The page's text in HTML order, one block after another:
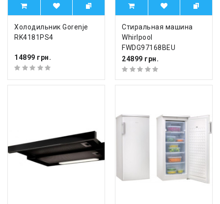
Холодильник Gorenje
RK4181PS4
14899 грн.
Стиральная машина
Whirlpool
FWDG97168BEU
24899 грн.